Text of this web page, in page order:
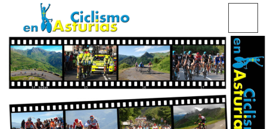
CICLISMO EN ASTURIAS